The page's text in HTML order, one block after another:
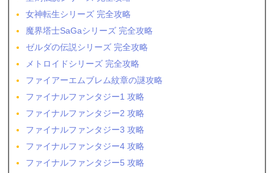
女神転生シリーズ 完全攻略
魔界塔士SaGaシリーズ 完全攻略
ゼルダの伝説シリーズ 完全攻略
メトロイドシリーズ 完全攻略
ファイアーエムブレム紋章の謎攻略
ファイナルファンタジー1 攻略
ファイナルファンタジー2 攻略
ファイナルファンタジー3 攻略
ファイナルファンタジー4 攻略
ファイナルファンタジー5 攻略